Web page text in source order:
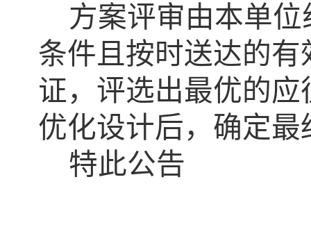
方案评审由本单
条件且按时送达的
证，评选出最优的
优化设计后，确定最
特此公告